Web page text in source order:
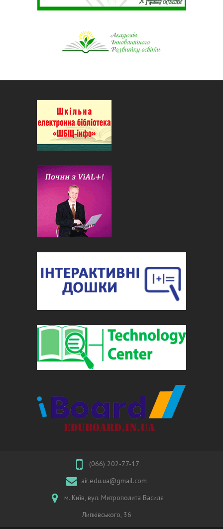
(066) 202-77-17
air.edu.ua@gmail.com
м. Київ, вул. Митрополита Василя
Липківського, 36